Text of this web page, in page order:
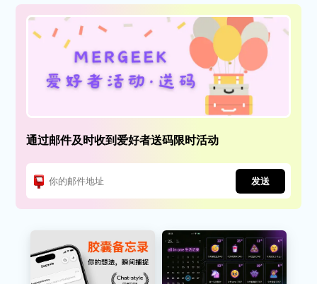
通过邮件及时收到爱好者送码限时活动
发送